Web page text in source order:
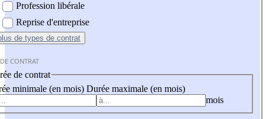
Profession libérale
Reprise d'entreprise
de types de contrat
CONTRAT
de contrat
minimale (en mois) Durée maximale (en mois)
mois